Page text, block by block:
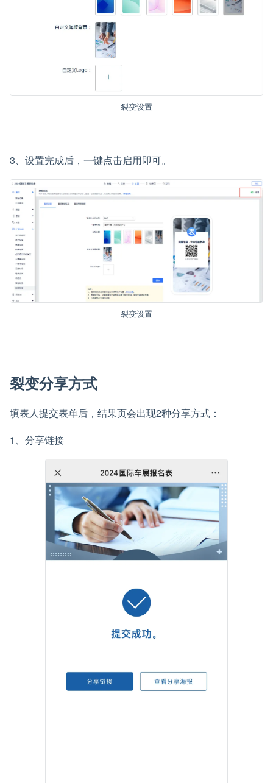
裂变设置
3、设置完成后，一键点击启用即可。
裂变设置
裂变分享方式
填表人提交表单后，结果页会出现2种分享方式：
1、分享链接